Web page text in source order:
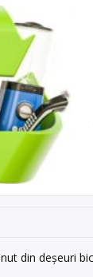
din deșeuri